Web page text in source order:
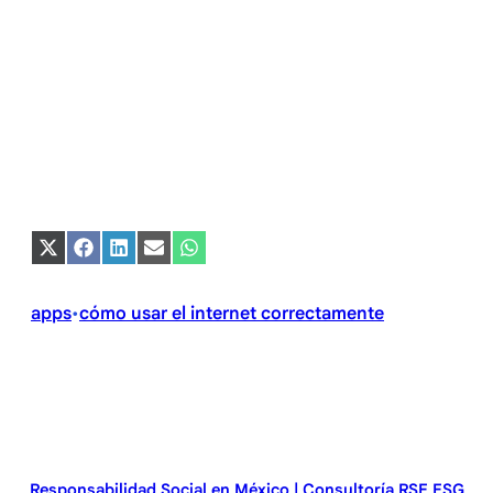
Compartir
en
(Twitter)
Compartir
en
Compartir
en
Compartir
en
Compartir
en
apps•cómo usar el internet correctamente